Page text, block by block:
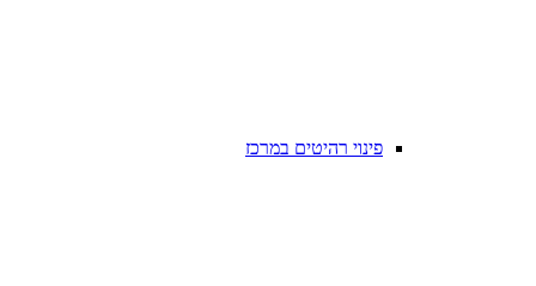
פינוי רהיטים במרכז